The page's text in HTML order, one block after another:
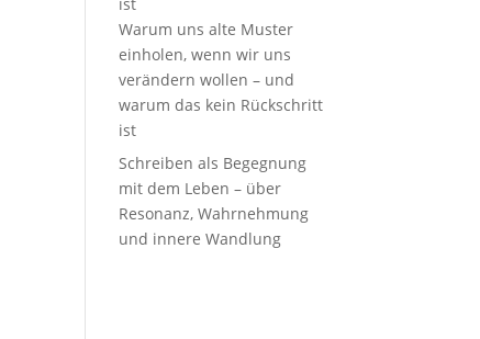
Warum uns alte Muster
einholen, wenn wir uns
verändern wollen – und
warum das kein Rückschritt
ist
Schreiben als Begegnung
mit dem Leben – über
Resonanz, Wahrnehmung
und innere Wandlung